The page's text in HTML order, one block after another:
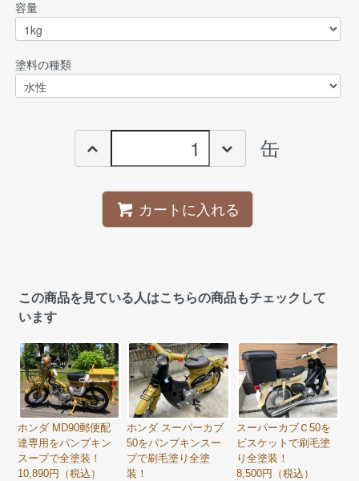
容量
塗料の種類
缶
カートに入れる
この商品を見ている人はこちらの商品もチェックして
います
ホンダ MD90郵便配
達専用をパンプキン
スープで全塗装！
10,890円（税込）
ホンダ スーパーカブ
50をパンプキンスー
プで刷毛塗り全塗
装！
スーパーカブＣ50を
ビスケットで刷毛塗
り全塗装！
8,500円（税込）